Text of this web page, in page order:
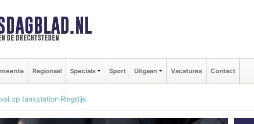
de drechtsteden
Regionaal Specials Sport Uitgaan Vacatures Contact
op tankstation Ringdijk